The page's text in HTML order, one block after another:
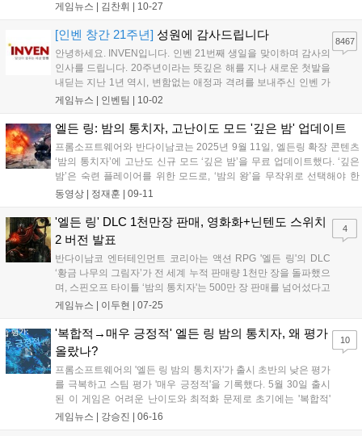
들은 내년에 '엘든링'과 독점 소울 게임 '더스크 블러드'를 플레이하게 된
고 있다....
게임뉴스 | 김찬휘 10-27
[인벤 창간 21주년] 성원에 감사드립니다
안녕하세요. INVEN입니다. 인벤 21번째 생일을 맞이하며 감사의
인사를 드립니다. 20주년이라는 뜻깊은 해를 지나 새로운 첫발을
내딛는 지난 1년 역시, 변함없는 애정과 격려를 보내주신 인벤 가
족 분들이 계셨기에 가능했습니다. 지난 20년간 게임산업계는 대
속도가 더욱 빨라질 것을 실감하게 합...
게임뉴스 | 인벤팀 10-02
8467
엘든 링: 밤의 통치자, 고난이도 모드 '깊은 밤' 업데이트
프롬소프트웨어와 반다이남코는 2025년 9월 11일, 엘든링 확장 콘텐츠
‘밤의 통치자’에 고난도 신규 모드 ‘깊은 밤’을 무료 업데이트했다. ‘깊은
밤’은 숙련 플레이어를 위한 모드로, ‘밤의 왕’을 무작위로 선택해야 한
다. 지형 변화 시스템은 비활성화되며, ‘심층 유물’은 강력한 효과와 패널
없는 전투’가 도입되어 생존 시간과 처치한 적을 기준으로 평가받는다....
동영상 | 정재훈 09-11
'엘든 링' DLC 1천만장 판매, 영화화+닌텐도 스위치
2 버전 발표
반다이남코 엔터테인먼트 코리아는 액션 RPG '엘든 링'의 DLC
‘황금 나무의 그림자’가 전 세계 누적 판매량 1천만 장을 돌파했으
며, 스핀오프 타이틀 ‘밤의 통치자'는 500만 장 판매를 넘어섰다고
발표했다. 2022년 GOTY를 수상한 ‘엘든 링’의 DLC로 지난 6월
매량 1천만 장...
게임뉴스 | 이두현 07-25
4
'복합적→매우 긍정적' 엘든 링 밤의 통치자, 왜 평가
올랐나?
프롬소프트웨어의 '엘든 링 밤의 통치자'가 출시 초반의 낮은 평가
를 극복하고 스팀 평가 '매우 긍정적'을 기록했다. 5월 30일 출시
된 이 게임은 어려운 난이도와 최적화 문제로 초기에는 '복합적'
평가를 받았으나, 유저들이 게임에 적응하고 공략이 확산되면서
게임뉴스 | 강승진 06-16
10